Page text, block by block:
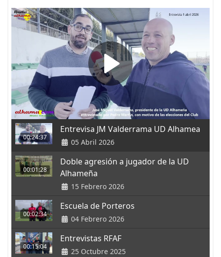
00:24:37
Entrevisa JM Valderrama UD Alhamea
05 Abril 2026
00:01:28
Doble agresión a jugador de la UD
Alhameña
15 Febrero 2026
00:02:34
Escuela de Porteros
04 Febrero 2026
00:15:04
Entrevistas RFAF
25 Octubre 2025